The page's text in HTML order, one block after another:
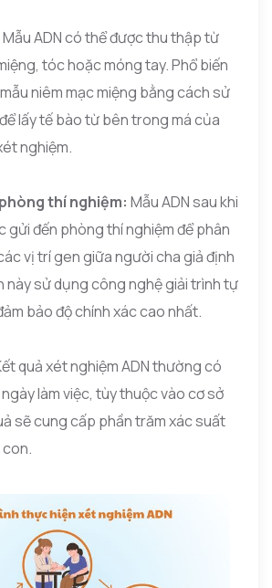
Mẫu ADN có thể được thu thập từ
tóc hoặc móng tay. Phổ biến
niêm mạc miệng bằng cách sử
lấy tế bào từ bên trong má của
nghiệm.
thí nghiệm: Mẫu ADN sau khi
gửi đến phòng thí nghiệm để phân
vị trí gen giữa người cha giả định
này sử dụng công nghệ giải trình tự
bảo độ chính xác cao nhất.
quả xét nghiệm ADN thường có
làm việc, tùy thuộc vào cơ sở
sẽ cung cấp phần trăm xác suất
con.